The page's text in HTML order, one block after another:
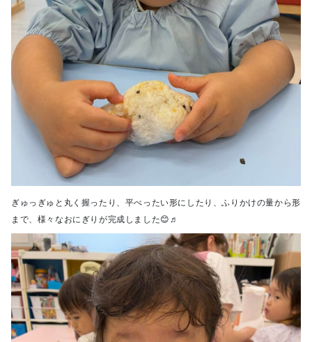
ぎゅっぎゅと丸く握ったり、平べったい形にしたり、ふりかけの量から形
まで、様々なおにぎりが完成しました😊♬